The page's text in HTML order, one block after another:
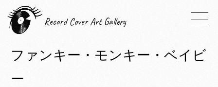
Record Cover Art Gallery
ファンキー・モンキー・ベイビ
ー